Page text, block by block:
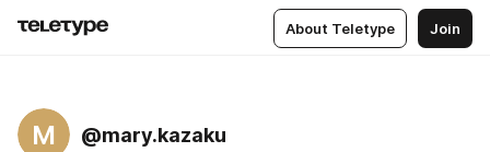
About Teletype Join
M @mary.kazaku